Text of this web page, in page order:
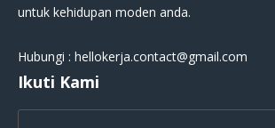
untuk kehidupan moden anda.
Hubungi : hellokerja.contact@gmail.com
Ikuti Kami